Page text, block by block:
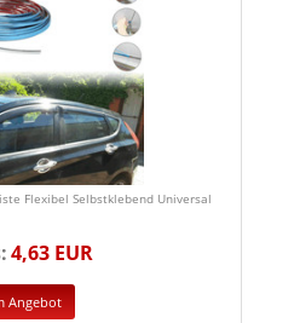
Flexibel Selbstklebend Universal
4,63 EUR
Angebot